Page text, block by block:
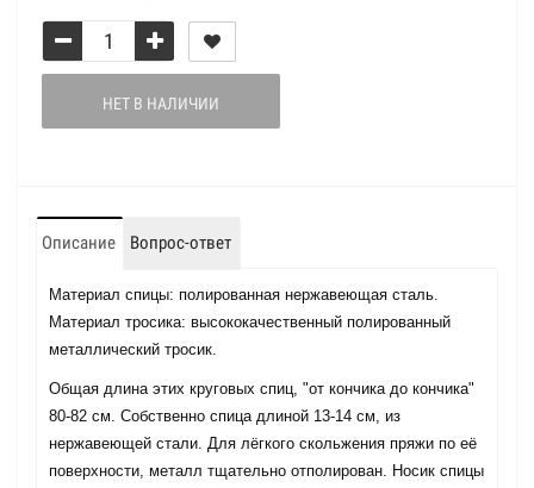
НЕТ В НАЛИЧИИ
Описание Вопрос-ответ
Материал спицы: полированная нержавеющая сталь.
Материал тросика: высококачественный полированный
металлический тросик.
Общая длина этих круговых спиц, "от кончика до кончика"
80-82 см. Собственно спица длиной 13-14 см, из
нержавеющей стали. Для лёгкого скольжения пряжи по её
поверхности, металл тщательно отполирован. Носик спицы